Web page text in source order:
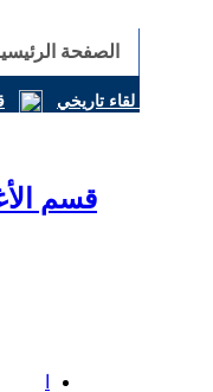
الصفحة
في لقاء تاريخي
قسم